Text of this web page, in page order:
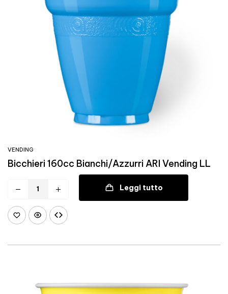
VENDING
Bicchieri 160cc Bianchi/Azzurri ARI Vending LL
Leggi tutto